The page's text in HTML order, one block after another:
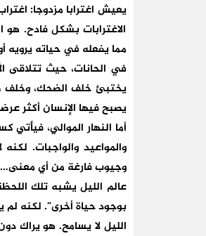
يعيش اغترابا مزدوجا:
الاغترابات بشكل فادح.
مما يفعله في حياته يرويه
في الحانات، حيث تتلاقى
يختبئ خلف الضحك، وخلف
يصبح فيها الإنسان أكثر
أما النهار الموالي،
والمواعيد والواجبات.
وجيوب فارغة من أي معنى…
عالم الليل يشبه تلك
بوجود حياة أخرى”. لكنه
الليل لا يسامح. هو يراك